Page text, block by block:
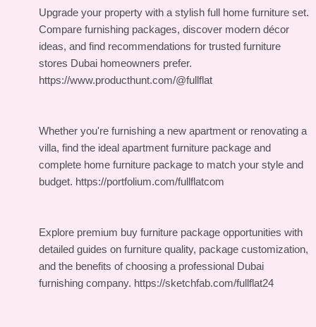
Upgrade your property with a stylish full home furniture set.
Compare furnishing packages, discover modern décor
ideas, and find recommendations for trusted furniture
stores Dubai homeowners prefer.
https://www.producthunt.com/@fullflat
Whether you're furnishing a new apartment or renovating a
villa, find the ideal apartment furniture package and
complete home furniture package to match your style and
budget. https://portfolium.com/fullflatcom
Explore premium buy furniture package opportunities with
detailed guides on furniture quality, package customization,
and the benefits of choosing a professional Dubai
furnishing company. https://sketchfab.com/fullflat24